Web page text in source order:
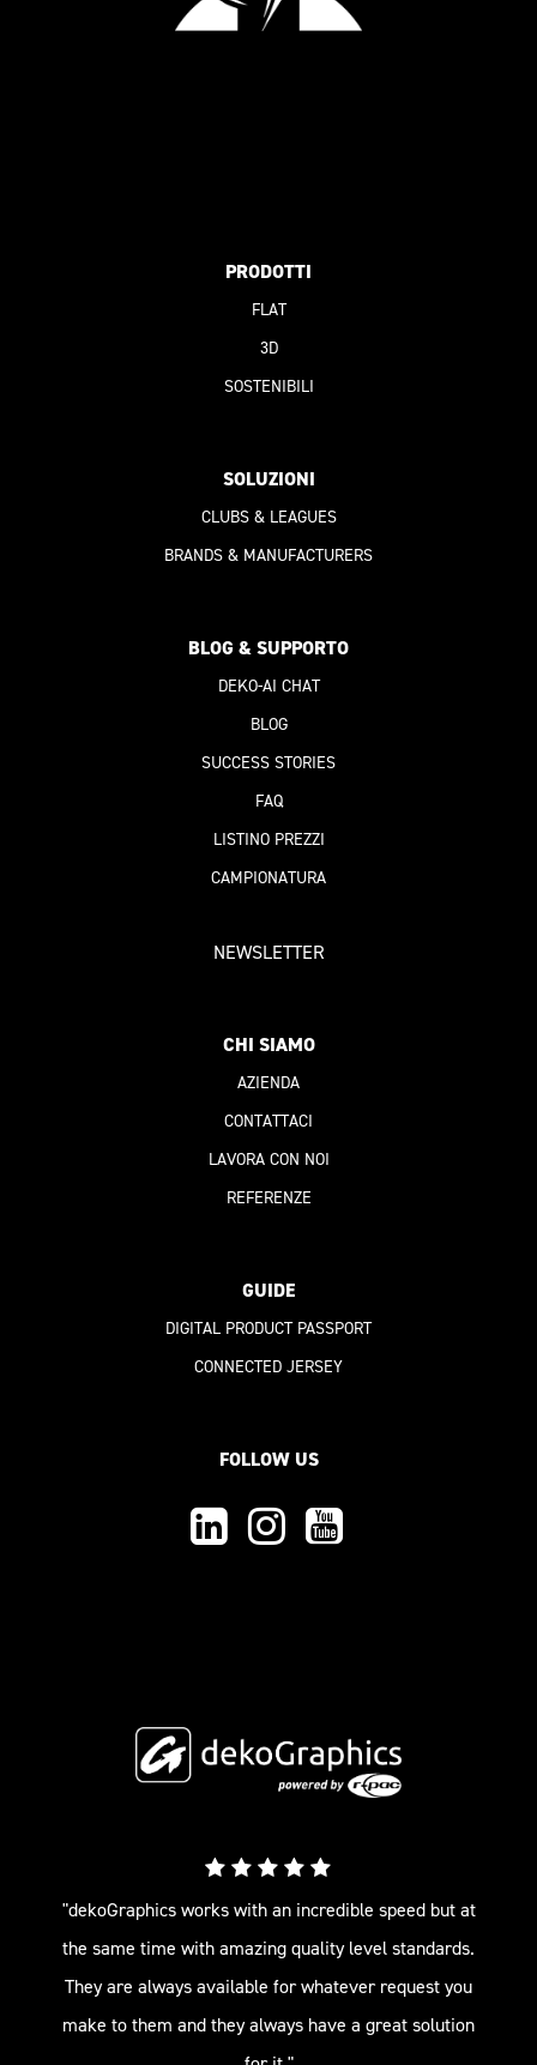
PRODOTTI
FLAT
3D
SOSTENIBILI
SOLUZIONI
CLUBS & LEAGUES
BRANDS & MANUFACTURERS
BLOG & SUPPORTO
DEKO-AI CHAT
BLOG
SUCCESS STORIES
FAQ
LISTINO PREZZI
CAMPIONATURA
NEWSLETTER
CHI SIAMO
AZIENDA
CONTATTACI
LAVORA CON NOI
REFERENZE
GUIDE
DIGITAL PRODUCT PASSPORT
CONNECTED JERSEY
FOLLOW US
"dekoGraphics works with an incredible speed but at
the same time with amazing quality level standards.
They are always available for whatever request you
make to them and they always have a great solution